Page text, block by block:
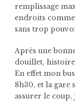
remplissage
endroits comme
sans trop
Après une
douillet,
En effet mon
8h30, et la gare
assurer le